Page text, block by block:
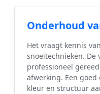
Onderhoud
Het vraagt kennis
snoeitechnieken. De
professioneel
afwerking. Een
kleur en structuur